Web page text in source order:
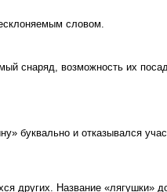
словом.
снаряд, возможность их
буквально и отказывался
других. Название